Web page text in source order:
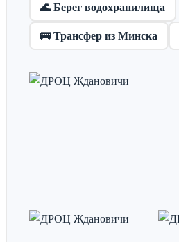
🌊 Берег водохранилища
🚌 Трансфер из Минска